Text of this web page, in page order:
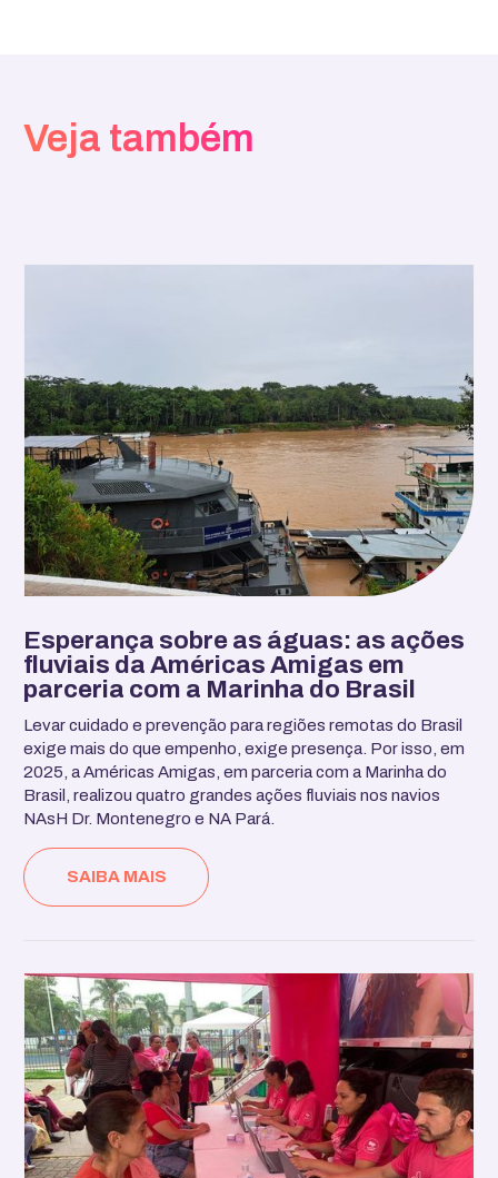
Veja também
Esperança sobre as águas: as ações
fluviais da Américas Amigas em
parceria com a Marinha do Brasil
Levar cuidado e prevenção para regiões remotas do Brasil
exige mais do que empenho, exige presença. Por isso, em
2025, a Américas Amigas, em parceria com a Marinha do
Brasil, realizou quatro grandes ações fluviais nos navios
NAsH Dr. Montenegro e NA Pará.
SAIBA MAIS